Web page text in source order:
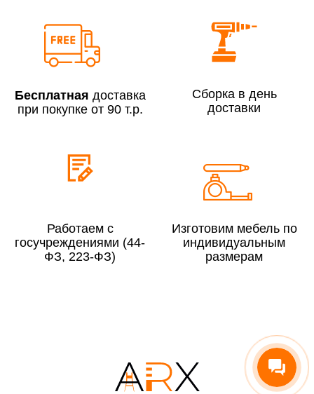
Сборка по Москве в будние дни при заказе:
Сборка по Московской области при заказе:
До 300 000 руб.
4000 руб. в рабочее время
Бесплатная доставка
при покупке от 90 т.р.
Сборка в день
доставки
Работаем с
госучреждениями (44-
ФЗ, 223-ФЗ)
Изготовим мебель по
индивидуальным
размерам